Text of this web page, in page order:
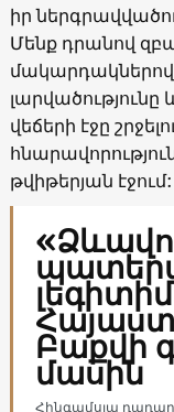
իր
Մենք դրանով
վեճերի էջը
թվիթերյան էջում:
Բաքվի
մասին
Հինգամսյա